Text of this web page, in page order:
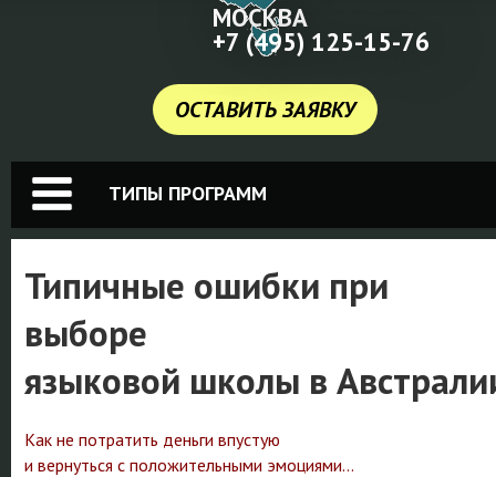
ОСТАВИТЬ ЗАЯВКУ
МОСКВА
+7 (495) 125-15-76
ТИПЫ ПРОГРАММ
Типичные ошибки при
выборе
языковой школы в
Как не потратить деньги впустую
и вернуться с положительными эмоциями...